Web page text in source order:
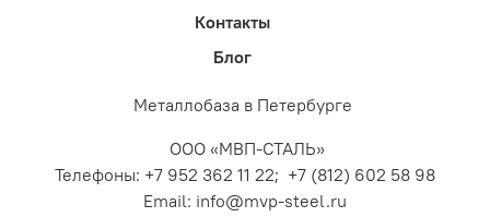
Контакты
Блог
Металлобаза в Петербурге
ООО «МВП-СТАЛЬ»
Телефоны: +7 952 362 11 22; +7 (812) 602 58 98
Email: info@mvp-steel.ru